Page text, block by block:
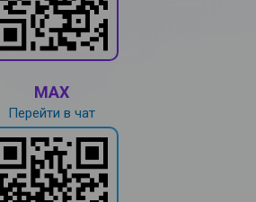
MAX
Перейти в чат